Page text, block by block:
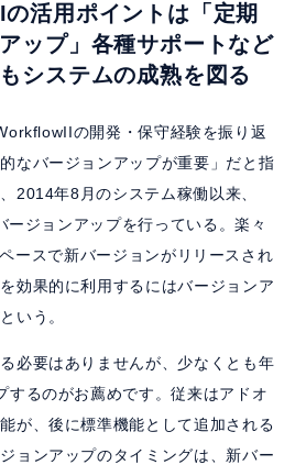
活用ポイントは「定期
ップ」 各種サポートなど
システムの成熟を図る
の開発・保守経験を振り返
なバージョンアップが重要」だと指
2014年8月のシステム稼働以来、
ジョンアップを行っている。楽々
ースで新バージョンがリリースされ
効果的に利用するにはバージョンア
いう。
必要はありませんが、少なくとも年
するのがお薦めです。従来はアドオ
が、後に標準機能として追加される
ョンアップのタイミングは、新バー